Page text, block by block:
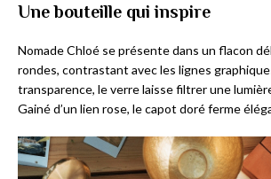
Une bouteille qui inspire
Nomade Chloé se présente dans un flacon
rondes, contrastant avec les lignes
transparence, le verre laisse filtrer une
Gainé d’un lien rose, le capot doré ferme